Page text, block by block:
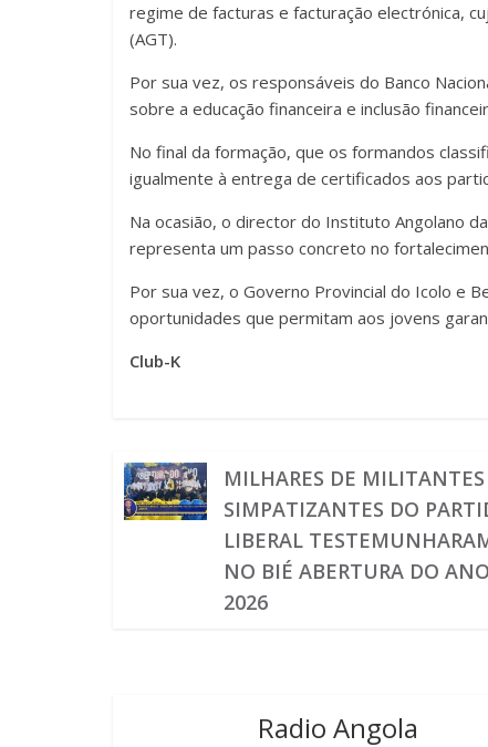
regime de facturas e facturação electrónica,
(AGT).
Por sua vez, os responsáveis do Banco
sobre a educação financeira e inclusão
No final da formação, que os formandos
igualmente à entrega de certificados aos
Na ocasião, o director do Instituto Angolano
representa um passo concreto no
Por sua vez, o Governo Provincial do Icolo e
oportunidades que permitam aos jovens
Club-K
MILHARES DE MILITANTES
SIMPATIZANTES DO
LIBERAL
NO BIÉ ABERTURA DO ANO
2026
Radio Angola